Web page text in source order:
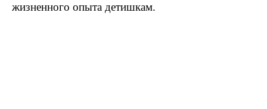
жизненного опыта детишкам.